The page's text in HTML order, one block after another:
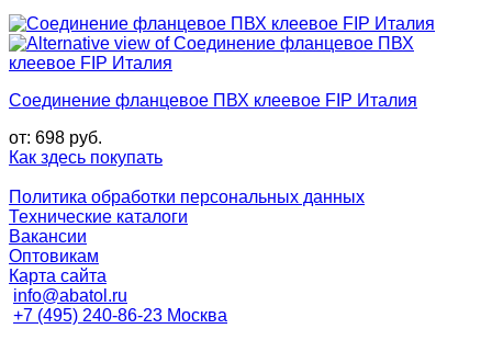
Соединение фланцевое ПВХ клеевое FIP Италия
от: 698 руб.
Как здесь покупать
Политика обработки персональных данных
Технические каталоги
Вакансии
Оптовикам
Карта сайта
info@abatol.ru
+7 (495) 240-86-23 Москва